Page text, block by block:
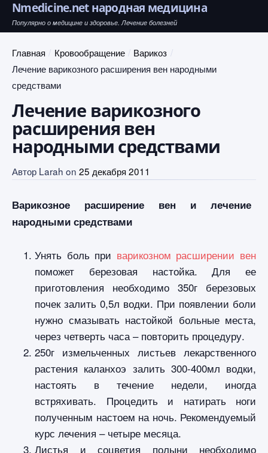
Nmedicine.net народная медицина
Популярно о медицине и здоровье. Лечение болезней
Главная Кровообращение
Варикоз
Лечение варикозного расширения вен народными
средствами
Лечение варикозного
расширения вен
народными средствами
Автор Larah on 25 декабря 2011
Варикозное расширение вен и лечение
народными средствами
Унять боль при варикозном расширении вен
поможет березовая настойка. Для ее
приготовления необходимо 350г березовых
почек залить 0,5л водки. При появлении боли
нужно смазывать настойкой больные места,
через четверть часа – повторить процедуру.
250г измельченных листьев лекарственного
растения каланхоэ залить 300-400мл водки,
настоять в течение недели, иногда
встряхивать. Процедить и натирать ноги
полученным настоем на ночь. Рекомендуемый
курс лечения – четыре месяца.
Листья и соцветия полыни необходимо